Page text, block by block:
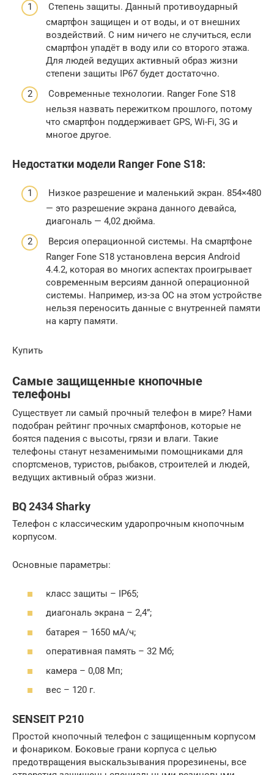
Степень защиты. Данный противоударный
смартфон защищен и от воды, и от внешних
воздействий. С ним ничего не случиться, если
смартфон упадёт в воду или со второго этажа.
Для людей ведущих активный образ жизни
степени защиты IP67 будет достаточно.
Современные технологии. Ranger Fone S18
нельзя назвать пережитком прошлого, потому
что смартфон поддерживает GPS, Wi-Fi, 3G и
многое другое.
Недостатки модели Ranger Fone S18:
Низкое разрешение и маленький экран. 854×480
— это разрешение экрана данного девайса,
диагональ — 4,02 дюйма.
Версия операционной системы. На смартфоне
Ranger Fone S18 установлена версия Android
4.4.2, которая во многих аспектах проигрывает
современным версиям данной операционной
системы. Например, из-за ОС на этом устройстве
нельзя переносить данные с внутренней памяти
на карту памяти.
Купить
Самые защищенные кнопочные
телефоны
Существует ли самый прочный телефон в мире? Нами
подобран рейтинг прочных смартфонов, которые не
боятся падения с высоты, грязи и влаги. Такие
телефоны станут незаменимыми помощниками для
спортсменов, туристов, рыбаков, строителей и людей,
ведущих активный образ жизни.
BQ 2434 Sharky
Телефон с классическим ударопрочным кнопочным
корпусом.
Основные параметры:
класс защиты – IP65;
диагональ экрана – 2,4”;
батарея – 1650 мА/ч;
оперативная память – 32 Мб;
камера – 0,08 Мп;
вес – 120 г.
SENSEIT P210
Простой кнопочный телефон с защищенным корпусом
и фонариком. Боковые грани корпуса с целью
предотвращения выскальзывания прорезинены, все